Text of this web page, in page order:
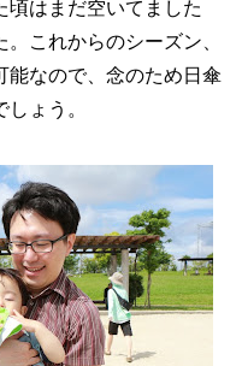
頃はまだ空いてました
これからのシーズン、
能なので、念のため日傘
ょう。